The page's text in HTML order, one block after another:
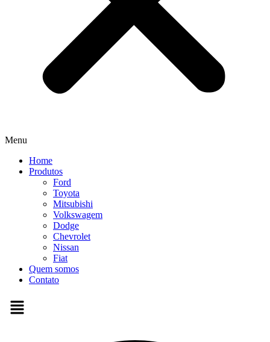
Menu
Home
Produtos
Ford
Toyota
Mitsubishi
Volkswagem
Dodge
Chevrolet
Nissan
Fiat
Quem somos
Contato